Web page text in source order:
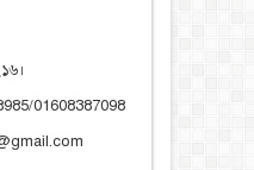
01608387098